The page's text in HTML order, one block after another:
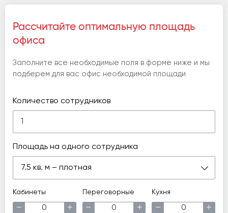
Рассчитайте оптимальную площадь
офиса
Заполните все необходимые поля в форме ниже и мы
подберем для вас офис необходимой площади
Количество сотрудников
Площадь на одного сотрудника
7.5 кв. м – плотная
Кабинеты
− +
Переговорные
− +
Кухня
− +